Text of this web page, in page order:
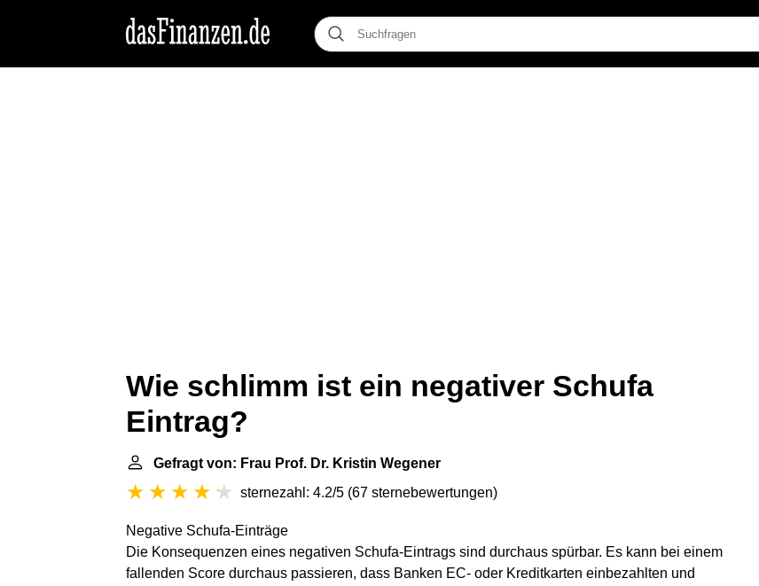
Wie schlimm ist ein negativer Schufa
Eintrag?
Gefragt von: Frau Prof. Dr. Kristin Wegener
sternezahl: 4.2/5 (67 sternebewertungen)
Negative Schufa-Einträge
Die Konsequenzen eines negativen Schufa-Eintrags sind durchaus spürbar. Es kann bei einem
fallenden Score durchaus passieren, dass Banken EC- oder Kreditkarten einbezahlten und